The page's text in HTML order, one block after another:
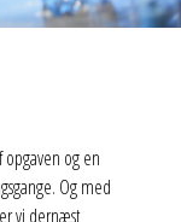
og en
Og med
vi dernæst